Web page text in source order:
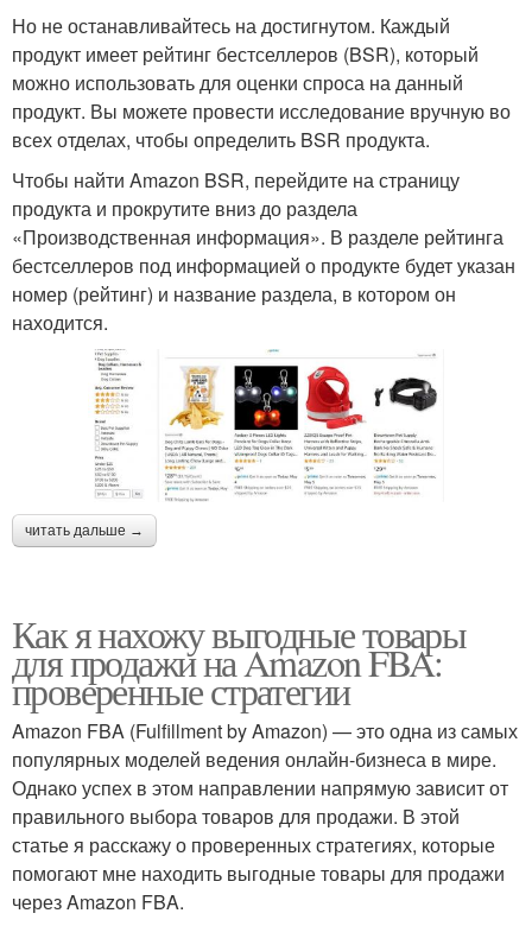
Но не останавливайтесь на достигнутом. Каждый
продукт имеет рейтинг бестселлеров (BSR), который
можно использовать для оценки спроса на данный
продукт. Вы можете провести исследование вручную во
всех отделах, чтобы определить BSR продукта.
Чтобы найти Amazon BSR, перейдите на страницу
продукта и прокрутите вниз до раздела
«Производственная информация». В разделе рейтинга
бестселлеров под информацией о продукте будет указан
номер (рейтинг) и название раздела, в котором он
находится.
читать дальше →
Как я нахожу выгодные товары
для продажи на Amazon FBA:
проверенные стратегии
Amazon FBA (Fulfillment by Amazon) — это одна из самых
популярных моделей ведения онлайн-бизнеса в мире.
Однако успех в этом направлении напрямую зависит от
правильного выбора товаров для продажи. В этой
статье я расскажу о проверенных стратегиях, которые
помогают мне находить выгодные товары для продажи
через Amazon FBA.